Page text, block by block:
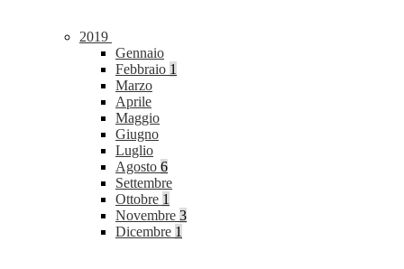
2019
Gennaio
Febbraio 1
Marzo
Aprile
Maggio
Giugno
Luglio
Agosto 6
Settembre
Ottobre 1
Novembre 3
Dicembre 1